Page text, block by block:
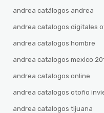
andrea catálogos andrea
andrea catalogos digitales
andrea catalogos hombre
andrea catalogos mexico
andrea catalogos online
andrea catalogos otoño
andrea catalogos tijuana